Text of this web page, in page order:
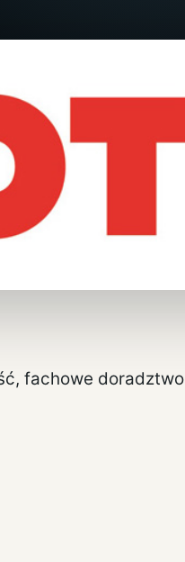
fachowe doradztwo